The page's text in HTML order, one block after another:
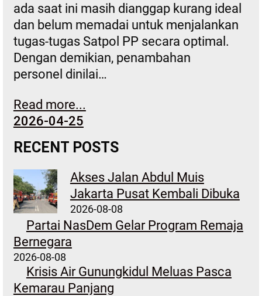
ada saat ini masih dianggap kurang ideal
dan belum memadai untuk menjalankan
tugas-tugas Satpol PP secara optimal.
Dengan demikian, penambahan
personel dinilai…
Read more...
2026-04-25
RECENT POSTS
Akses Jalan Abdul Muis
Jakarta Pusat Kembali Dibuka
2026-08-08
Partai NasDem Gelar Program Remaja
Bernegara
2026-08-08
Krisis Air Gunungkidul Meluas Pasca
Kemarau Panjang